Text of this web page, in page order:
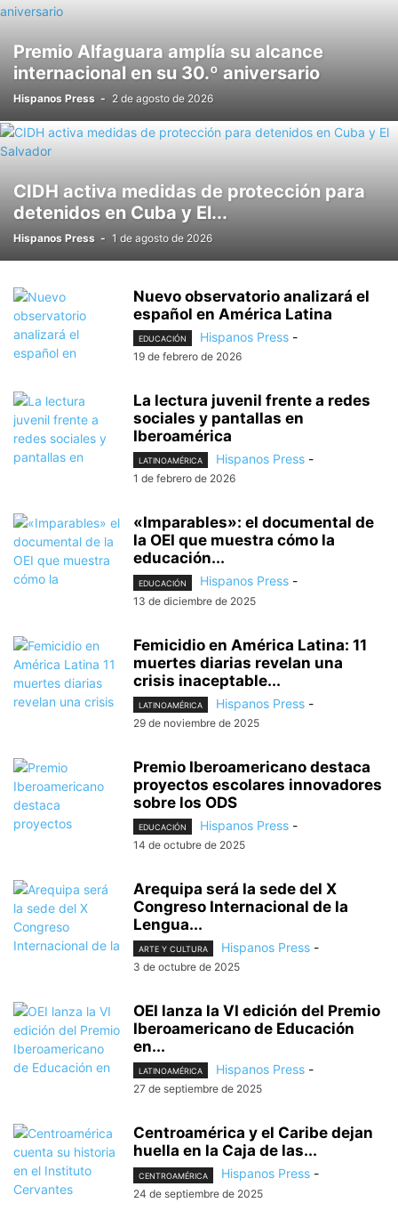
Premio Alfaguara amplía su alcance
internacional en su 30.º aniversario
Hispanos Press - 2 de agosto de 2026
CIDH activa medidas de protección para
detenidos en Cuba y El...
Hispanos Press - 1 de agosto de 2026
Nuevo observatorio analizará el
español en América Latina
EDUCACIÓN Hispanos Press -
19 de febrero de 2026
La lectura juvenil frente a redes
sociales y pantallas en
Iberoamérica
LATINOAMÉRICA Hispanos Press -
1 de febrero de 2026
«Imparables»: el documental de
la OEI que muestra cómo la
educación...
EDUCACIÓN Hispanos Press -
13 de diciembre de 2025
Femicidio en América Latina: 11
muertes diarias revelan una
crisis inaceptable...
LATINOAMÉRICA Hispanos Press -
29 de noviembre de 2025
Premio Iberoamericano destaca
proyectos escolares innovadores
sobre los ODS
EDUCACIÓN Hispanos Press -
14 de octubre de 2025
Arequipa será la sede del X
Congreso Internacional de la
Lengua...
ARTE Y CULTURA Hispanos Press -
3 de octubre de 2025
OEI lanza la VI edición del Premio
Iberoamericano de Educación
en...
LATINOAMÉRICA Hispanos Press -
27 de septiembre de 2025
Centroamérica y el Caribe dejan
huella en la Caja de las...
CENTROAMÉRICA Hispanos Press -
24 de septiembre de 2025